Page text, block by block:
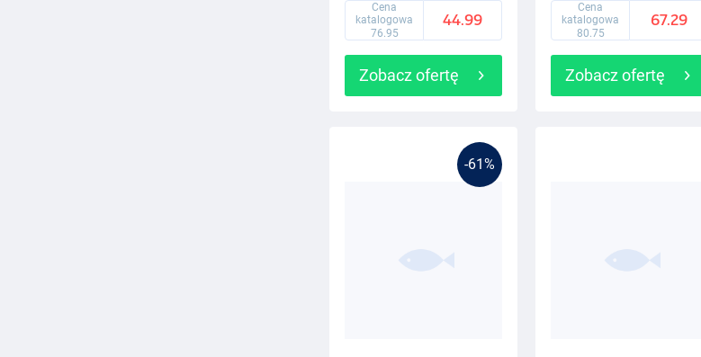
Cena
katalogowa
76.95
44.99
Zobacz ofertę
Cena
katalogowa
80.75
67.29
Zobacz ofertę
-61%